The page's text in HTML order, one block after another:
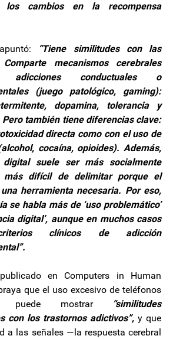
los cambios en la recompensa
“Tiene similitudes con las
Comparte mecanismos cerebrales
conductuales o
(juego patológico, gaming):
dopamina, tolerancia y
también tiene diferencias clave:
directa como con el uso de
cocaína, opioides). Además,
suele ser más socialmente
más difícil de delimitar porque el
herramienta necesaria. Por eso,
se habla más de ‘uso problemático’
digital’, aunque en muchos casos
clínicos de adicción
en Computers in Human
que el uso excesivo de teléfonos
puede mostrar
“similitudes
con los trastornos adictivos”, y que
a las señales —la respuesta cerebral